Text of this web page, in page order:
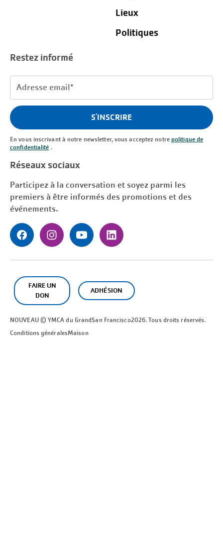
Lieux
Politiques
Restez informé
Adresse
(Requis)
S'INSCRIRE
En vous inscrivant à notre newsletter, vous acceptez notrepolitique de
confidentialité .
Réseaux sociaux
Participez à la conversation et soyez parmi les
premiers à être informés des promotions et des
événements.
FAIRE UN
DON
ADHÉSION
NOUVEAU © YMCA du GrandSan Francisco2026. Tous droits réservés.
Conditions généralesMaison